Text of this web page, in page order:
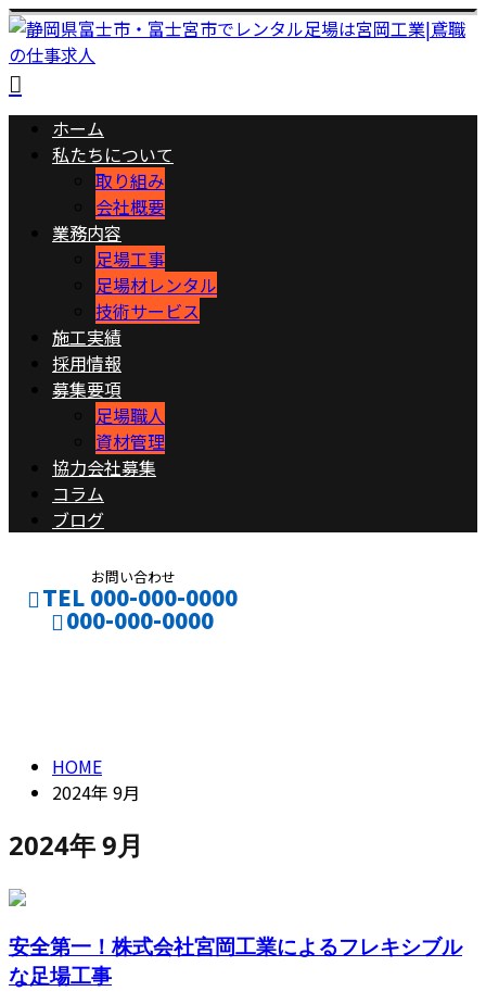
ホーム
私たちについて
取り組み
会社概要
業務内容
足場工事
足場材レンタル
技術サービス
施工実績
採用情報
募集要項
足場職人
資材管理
協力会社募集
コラム
ブログ
お問い合わせ
TEL 000-000-0000
000-000-0000
HOME
2024年 9月
2024年 9月
安全第一！株式会社宮岡工業によるフレキシブル
な足場工事